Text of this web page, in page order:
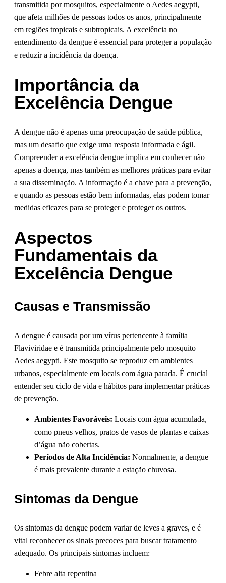
transmitida por mosquitos, especialmente o Aedes aegypti,
que afeta milhões de pessoas todos os anos, principalmente
em regiões tropicais e subtropicais. A excelência no
entendimento da dengue é essencial para proteger a população
e reduzir a incidência da doença.
Importância da
Excelência Dengue
A dengue não é apenas uma preocupação de saúde pública,
mas um desafio que exige uma resposta informada e ágil.
Compreender a excelência dengue implica em conhecer não
apenas a doença, mas também as melhores práticas para evitar
a sua disseminação. A informação é a chave para a prevenção,
e quando as pessoas estão bem informadas, elas podem tomar
medidas eficazes para se proteger e proteger os outros.
Aspectos
Fundamentais da
Excelência Dengue
Causas e Transmissão
A dengue é causada por um vírus pertencente à família
Flaviviridae e é transmitida principalmente pelo mosquito
Aedes aegypti. Este mosquito se reproduz em ambientes
urbanos, especialmente em locais com água parada. É crucial
entender seu ciclo de vida e hábitos para implementar práticas
de prevenção.
Ambientes Favoráveis: Locais com água acumulada,
como pneus velhos, pratos de vasos de plantas e caixas
d’água não cobertas.
Períodos de Alta Incidência: Normalmente, a dengue
é mais prevalente durante a estação chuvosa.
Sintomas da Dengue
Os sintomas da dengue podem variar de leves a graves, e é
vital reconhecer os sinais precoces para buscar tratamento
adequado. Os principais sintomas incluem:
Febre alta repentina